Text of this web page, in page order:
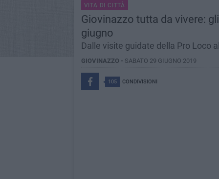
VITA DI CITTÀ
Giovinazzo tutta da vivere:
giugno
Dalle visite guidate della Pro Loco
GIOVINAZZO - SABATO 29 GIUGNO 2019
105 CONDIVISIONI